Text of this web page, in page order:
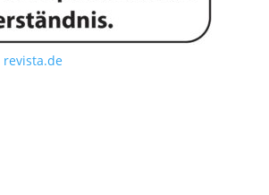
revista.de